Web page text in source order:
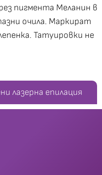
пигмента Меланин в
очила. Маркират
Татуировки не
лазерна епилация